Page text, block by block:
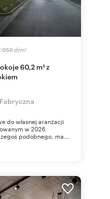
056zł/m2
do własnej aranżacji
w 2026
podobnego, ma...